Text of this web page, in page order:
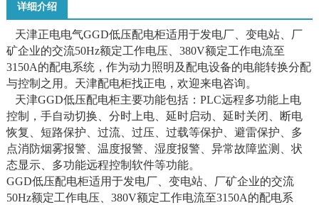
详细介绍
天津正电电气GGD低压配电柜适用于发电厂、变电站、厂
矿企业的交流50Hz额定工作电压、380V额定工作电流至
3150A的配电系统，作为动力照明及配电设备的电能转换分配
与控制之用。天津配电柜找正电，欢迎来电咨询。
天津GGD低压配电柜主要功能包括：PLC远程多功能上电
控制，手自动切换、分时上电、延时启动、延时关闭、断电
恢复、短路保护、过流、过压、过载等保护、避雷保护、多
点消防烟雾报警、温度报警、湿度报警、异常故障监测、状
态显示、多功能远程控制软件等功能。
GGD低压配电柜适用于发电厂、变电站、厂矿企业的交流
50Hz额定工作电压、380V额定工作电流至3150A的配电系